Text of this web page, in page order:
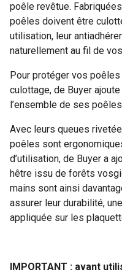
poêle revêtue.
poêles doivent être
utilisation, leur
naturellement au fil de
Pour protéger vos poêles
culottage, de Buyer
l’ensemble de ses
Avec leurs queues
poêles sont
d’utilisation, de Buyer a
hêtre issu de forêts
mains sont ainsi
assurer leur durabilité,
appliquée sur les
IMPORTANT : avant